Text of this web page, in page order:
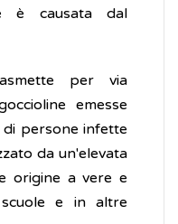
è causata dal
per via
emesse
persone infette
da un'elevata
origine a vere e
e in altre